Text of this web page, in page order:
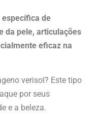
de
da pele, articulações
eficaz na
verisol? Este tipo
por seus
e a beleza.